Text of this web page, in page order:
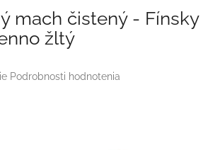
mach čistený - Fínsky
žltý
Podrobnosti hodnotenia